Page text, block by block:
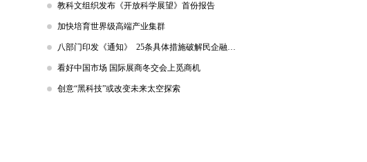
教科文组织发布《开放科学展望》首份报告
加快培育世界级高端产业集群
八部门印发《通知》 25条具体措施破解民企融资难题
看好中国市场 国际展商冬交会上觅商机
创意“黑科技”或改变未来太空探索